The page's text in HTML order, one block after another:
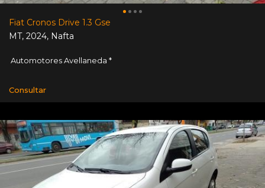
Fiat Cronos Drive 1.3 Gse
MT, 2024, Nafta
Automotores Avellaneda *
Consultar